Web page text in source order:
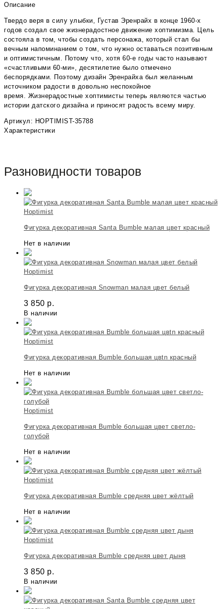
Описание
Твердо веря в силу улыбки, Густав Эренрайх в конце 1960-х
годов создал свое жизнерадостное движение хоптимизма. Цель
состояла в том, чтобы создать персонажа, который стал бы
вечным напоминанием о том, что нужно оставаться позитивным
и оптимистичным. Потому что, хотя 60-е годы часто называют
«счастливыми 60-ми», десятилетие было отмечено
беспорядками. Поэтому дизайн Эренрайха был желанным
источником радости в довольно неспокойное
время. Жизнерадостные хоптимисты теперь являются частью
истории датского дизайна и приносят радость всему миру.
Артикул: HOPTIMIST-35788
Характеристики
Разновидности товаров
Hoptimist
Фигурка декоративная Santa Bumble малая цвет красный
Нет в наличии
Hoptimist
Фигурка декоративная Snowman малая цвет белый
3 850 р.
В наличии
Hoptimist
Фигурка декоративная Bumble большая цвtn красный
Нет в наличии
Hoptimist
Фигурка декоративная Bumble большая цвет светло-
голубой
Нет в наличии
Hoptimist
Фигурка декоративная Bumble средняя цвет жёлтый
Нет в наличии
Hoptimist
Фигурка декоративная Bumble средняя цвет дыня
3 850 р.
В наличии